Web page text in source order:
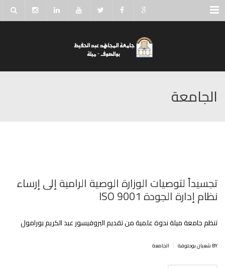
Menu
الجامعة
تجسيداً لتوصيات الوزارة الوصية الرامية إلى إرساء
نظام إدارة الجودة ISO 9001
تنظم جامعة ميلة ندوة علمية من تقديم البروفيسور عبد الكريم بورامول
BY شعبان بوحلوفة الجامعة